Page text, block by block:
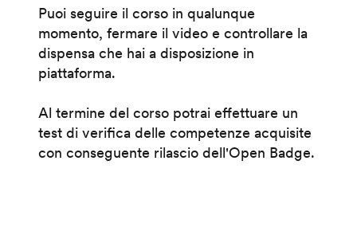
Puoi seguire il corso in qualunque
momento, fermare il video e controllare la
dispensa che hai a disposizione in
piattaforma.
Al termine del corso potrai effettuare un
test di verifica delle competenze acquisite
con conseguente rilascio dell'Open Badge.